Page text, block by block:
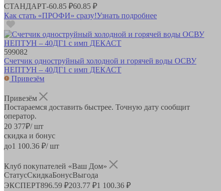
СТАНДАРТ-60.85 ₽60.85 ₽
Как стать «ПРОФИ» сразу!Узнать подробнее
599082
Счетчик одноструйный холодной и горячей воды ОСВУ
НЕПТУН – 40ДГ1 с имп ДЕКАСТ
Привезём
Привезём
Постараемся доставить быстрее. Точную дату сообщит
оператор.
20 377₽/ шт
скидка и бонус
до1 100.36 ₽/ шт
Клуб покупателей «Ваш Дом»
СтатусСкидкаБонусВыгода
ЭКСПЕРТ896.59 ₽203.77 ₽1 100.36 ₽